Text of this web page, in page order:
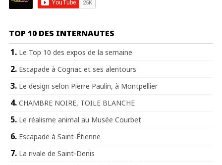
TOP 10 DES INTERNAUTES
Le Top 10 des expos de la semaine
Escapade à Cognac et ses alentours
Le design selon Pierre Paulin, à Montpellier
CHAMBRE NOIRE, TOILE BLANCHE
Le réalisme animal au Musée Courbet
Escapade à Saint-Étienne
La rivale de Saint-Denis